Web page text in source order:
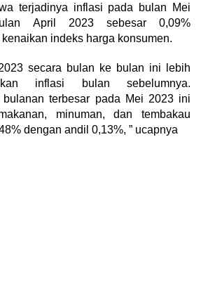
terjadinya inflasi pada bulan Mei
April 2023 sebesar 0,09%
indeks harga konsumen.
secara bulan ke bulan ini lebih
inflasi bulan sebelumnya.
bulanan terbesar pada Mei 2023 ini
minuman, dan tembakau
dengan andil 0,13%, ” ucapnya